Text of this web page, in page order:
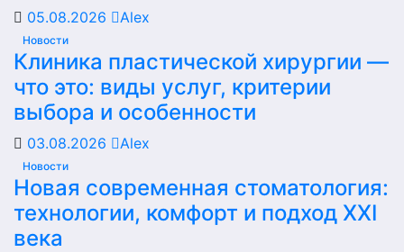
05.08.2026 Alex
Новости
Клиника пластической хирургии —
что это: виды услуг, критерии
выбора и особенности
03.08.2026 Alex
Новости
Новая современная стоматология:
технологии, комфорт и подход XXI
века